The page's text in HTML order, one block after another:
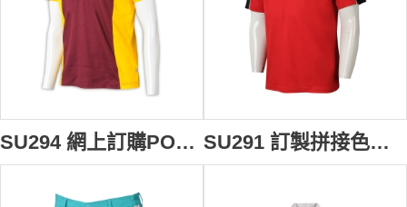
SU294 網上訂購POLO校服 反領 設計撞色POLO校服 校服供應商 SU291 訂製拼接色短袖校服 設計POLO校服 校服供應商 紅色撞黑色